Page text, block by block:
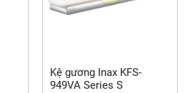
Kệ gương Inax KFS-
949VA Series S